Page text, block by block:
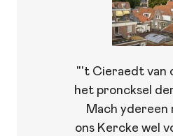
"'t Cieraedt van
het proncksel
Mach
ons Kercke wel